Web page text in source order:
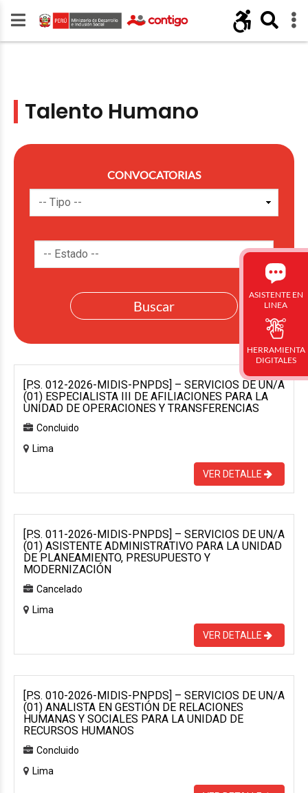
Talento Humano
CONVOCATORIAS
[P.S. 012-2026-MIDIS-PNPDS] – SERVICIOS DE UN/A
(01) ESPECIALISTA III DE AFILIACIONES PARA LA
UNIDAD DE OPERACIONES Y TRANSFERENCIAS
Concluido
Lima
VER DETALLE
[P.S. 011-2026-MIDIS-PNPDS] – SERVICIOS DE UN/A
(01) ASISTENTE ADMINISTRATIVO PARA LA UNIDAD
DE PLANEAMIENTO, PRESUPUESTO Y
MODERNIZACIÓN
Cancelado
Lima
VER DETALLE
[P.S. 010-2026-MIDIS-PNPDS] – SERVICIOS DE UN/A
(01) ANALISTA EN GESTIÓN DE RELACIONES
HUMANAS Y SOCIALES PARA LA UNIDAD DE
RECURSOS HUMANOS
Concluido
Lima
ASISTENTE EN
LINEA
HERRAMIENTA
DIGITALES